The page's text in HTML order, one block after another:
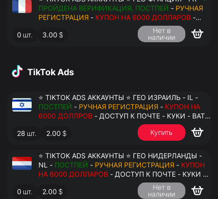
ПРОЙДЕНА ВЕРИФИКАЦИЯ, ПОСТПЕЙ - РУЧНАЯ
РЕГИСТРАЦИЯ - КУПОН НА 6000 ДОЛЛАРОВ -
ДОСТУП К ПОЧТЕ - КУКИ - ВАТ ЗАПОЛНЕН -
ПЕРЕДАЧА В АНТИДЕТЕКТ
0 шт. 3.00 $
Нет в
наличии
TikTok Ads
⭐ TIKTOK ADS АККАУНТЫ ⭐ ГЕО ИЗРАИЛЬ - IL -
ПОСТПЕЙ - РУЧНАЯ РЕГИСТРАЦИЯ - КУПОН НА
6000 ДОЛЛРОВ
ЗАПОЛНЕН - ПЕРЕДАЧА В АНТИДЕТЕКТ
28 шт. 2.00 $ Купить
⭐ TIKTOK ADS АККАУНТЫ ⭐ ГЕО НИДЕРЛАНДЫ -
NL - ПОСТПЕЙ - РУЧНАЯ РЕГИСТРАЦИЯ - КУПОН
НА 6000 ДОЛЛАРОВ - ДОСТУП К ПОЧТЕ - КУКИ -
ВАТ ЗАПОЛНЕН - ПЕРЕДАЧА В АНТИДЕТЕКТ
0 шт. 2.00 $
Нет в
наличии